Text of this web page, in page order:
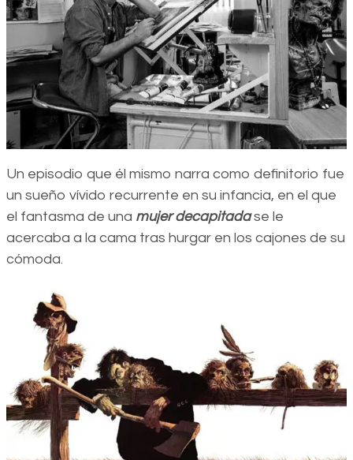
Un episodio que él mismo narra como definitorio fue
un sueño vívido recurrente en su infancia, en el que
el fantasma de una mujer decapitadase le
acercaba a la cama tras hurgar en los cajones de su
cómoda.